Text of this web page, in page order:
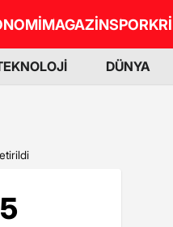
MAGAZİNSPOR
DÜNYA